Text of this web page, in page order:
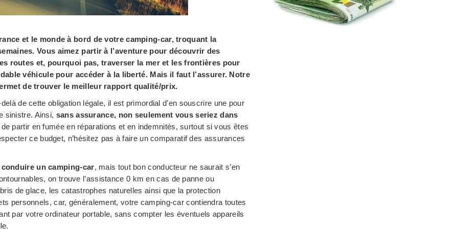
et le monde à bord de votre camping-car, troquant la
Vous aimez partir à l’aventure pour découvrir des
routes et, pourquoi pas, traverser la mer et les frontières pour
véhicule pour accéder à la liberté. Mais il faut l’assurer. Notre
de trouver le meilleur rapport qualité/prix.
de cette obligation légale, il est primordial d’en souscrire une pour
sinistre. Ainsi, sans assurance, non seulement vous seriez dans
partir en fumée en réparations et en indemnités, surtout si vous êtes
ce budget, n’hésitez pas à faire un comparatif des assurances
un camping-car, mais tout bon conducteur ne saurait s’en
on trouve l’assistance 0 km en cas de panne ou
de glace, les catastrophes naturelles ainsi que la protection
personnels, car, généralement, votre camping-car contiendra toutes
par votre ordinateur portable, sans compter les éventuels appareils